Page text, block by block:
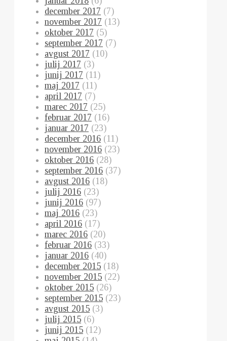
december 2017 (7)
november 2017 (13)
oktober 2017 (5)
september 2017 (7)
avgust 2017 (10)
julij 2017 (3)
junij 2017 (11)
maj 2017 (11)
april 2017 (7)
marec 2017 (25)
februar 2017 (16)
januar 2017 (23)
december 2016 (11)
november 2016 (23)
oktober 2016 (28)
september 2016 (37)
avgust 2016 (18)
julij 2016 (23)
junij 2016 (97)
maj 2016 (23)
april 2016 (17)
marec 2016 (20)
februar 2016 (33)
januar 2016 (40)
december 2015 (18)
november 2015 (22)
oktober 2015 (26)
september 2015 (23)
avgust 2015 (3)
julij 2015 (6)
junij 2015 (12)